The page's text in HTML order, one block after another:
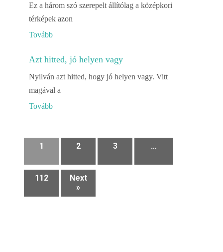
Ez a három szó szerepelt állítólag a középkori
térképek azon
Tovább
Azt hitted, jó helyen vagy
Nyilván azt hitted, hogy jó helyen vagy. Vitt
magával a
Tovább
1 2 3 …
112
Next
»